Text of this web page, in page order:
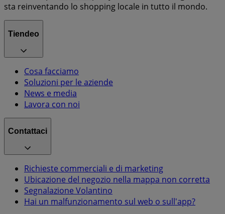
sta reinventando lo shopping locale in tutto il mondo.
Tiendeo
Cosa facciamo
Soluzioni per le aziende
News e media
Lavora con noi
Contattaci
Richieste commerciali e di marketing
Ubicazione del negozio nella mappa non corretta
Segnalazione Volantino
Hai un malfunzionamento sul web o sull'app?